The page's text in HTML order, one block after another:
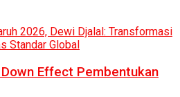
Effect Pembentukan